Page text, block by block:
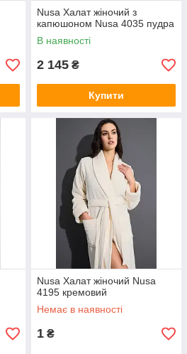
Nusa Халат жіночий з
капюшоном Nusa 4035 пудра
В наявності
2 145 ₴
Купити
Nusa Халат жіночий Nusa
4195 кремовий
Немає в наявності
1 ₴